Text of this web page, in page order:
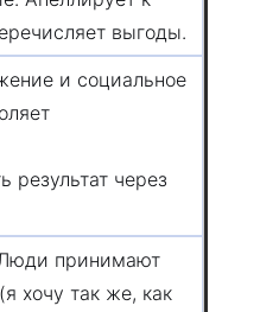
выгоды.
и социальное
результат через
Люди принимают
хочу так же, как